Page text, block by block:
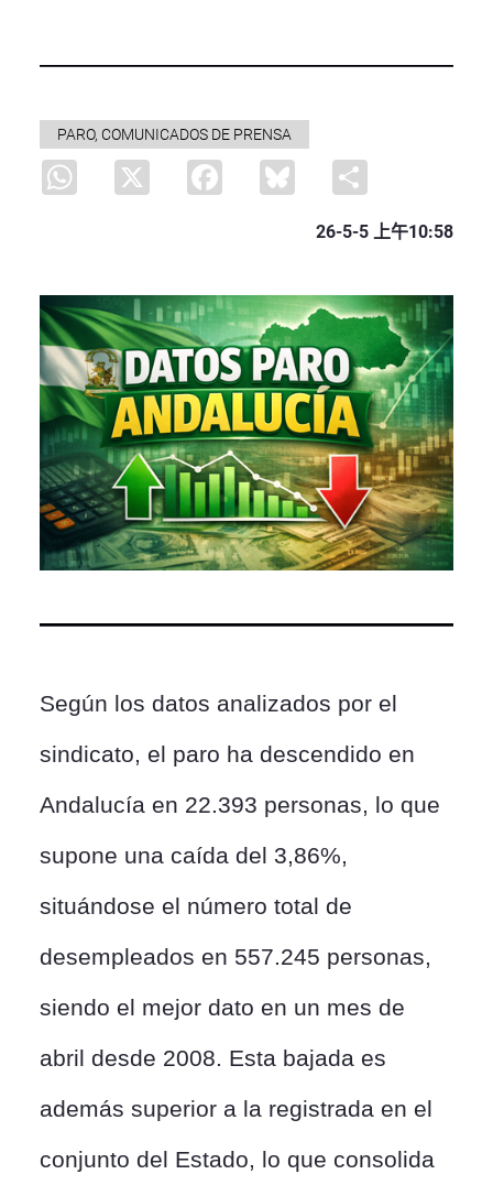
PARO, COMUNICADOS DE PRENSA
WhatsApp
X Facebook Bluesky
26-5-5 上午10:58
Según los datos analizados por el
sindicato, el paro ha descendido en
Andalucía en 22.393 personas, lo que
supone una caída del 3,86%,
situándose el número total de
desempleados en 557.245 personas,
siendo el mejor dato en un mes de
abril desde 2008. Esta bajada es
además superior a la registrada en el
conjunto del Estado, lo que consolida